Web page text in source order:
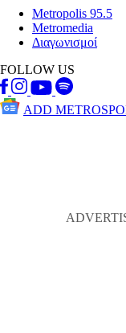
Metropolis 95.5
Metromedia
Διαγωνισμοί
FOLLOW US
ADD